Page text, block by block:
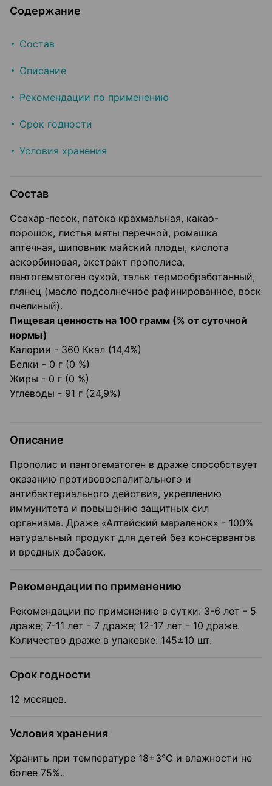
Содержание
Состав
Описание
Рекомендации по применению
Срок годности
Условия хранения
Состав
Ссахар-песок, патока крахмальная, какао-
порошок, листья мяты перечной, ромашка
аптечная, шиповник майский плоды, кислота
аскорбиновая, экстракт прополиса,
пантогематоген сухой, тальк термообработанный,
глянец (масло подсолнечное рафинированное, воск
пчелиный).
Пищевая ценность на 100 грамм (% от суточной
нормы)
Калории - 360 Ккал (14,4%)
Белки - 0 г (0 %)
Жиры - 0 г (0 %)
Углеводы - 91 г (24,9%)
Описание
Прополис и пантогематоген в драже способствует
оказанию противовоспалительного и
антибактериального действия, укреплению
иммунитета и повышению защитных сил
организма. Драже «Алтайский мараленок» - 100%
натуральный продукт для детей без консервантов
и вредных добавок.
Рекомендации по применению
Рекомендации по применению в сутки: 3-6 лет - 5
драже; 7-11 лет - 7 драже; 12-17 лет - 10 драже.
Количество драже в упакевке: 145±10 шт.
Срок годности
12 месяцев.
Условия хранения
Хранить при температуре 18±3°С и влажности не
более 75%..